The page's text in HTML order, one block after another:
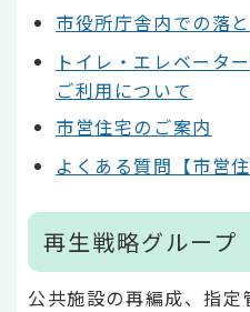
市役所庁舎内での落
トイレ・エレベータ
ご利用について
市営住宅のご案内
よくある質問【市営住
再生戦略グループ
公共施設の再編成、指